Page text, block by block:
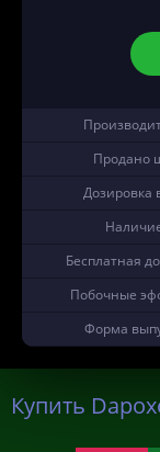
Продано
Дозировка
Бесплатная
Побочные
Форма
Купить